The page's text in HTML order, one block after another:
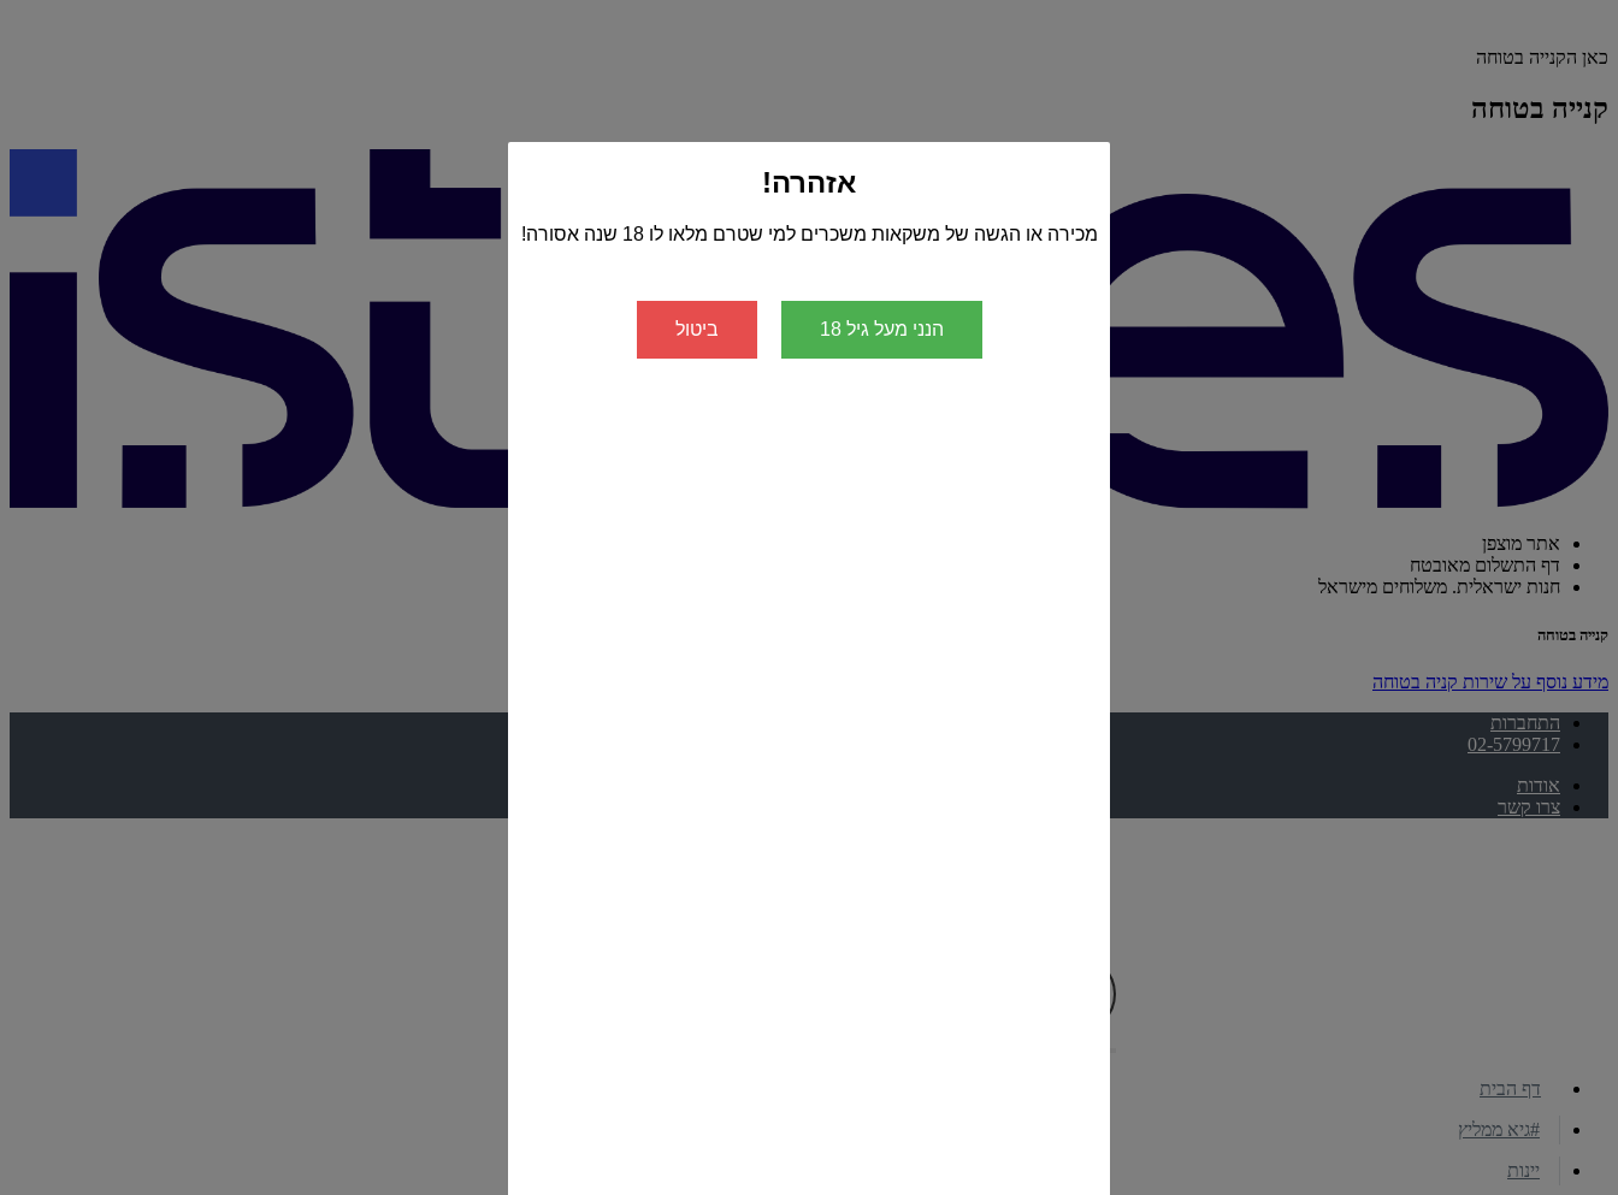
כאן הקנייה בטוחה
קנייה בטוחה
אתר מוצפן
דף התשלום מאובטח
חנות ישראלית. משלוחים מישראל
קנייה בטוחה
מידע נוסף על שירות קניה בטוחה
התחברות
02-5799717
אודות
צרו קשר
דף הבית
#גיא ממליץ
יינות
אזהרה!
מכירה או הגשה של משקאות משכרים למי שטרם מלאו לו 18 שנה אסורה!
הנני מעל גיל 18 ביטול